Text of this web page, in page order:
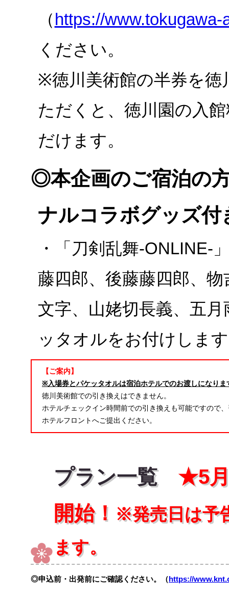
（https://
ください。
※徳川美術館の半券を徳
ただくと、徳川園の入
だけます。
◎本企画のご宿泊の
ナルコラボグッズ付
・「刀剣乱舞-
藤四郎、後藤藤四郎、
文字、山姥切長義、五
ッタオルをお付けしま
【ご案内】
※入場券とパケッタオルは宿泊ホテルでのお渡しになりま
徳川美術館での引き換えはできません。
ホテルチェックイン時間前での引き換えも可能ですので
ホテルフロントへご提出ください。
プラン一覧 ★5月
開始！ ※発売日は予
ます。
◎申込前・出発前にご確認ください。（ https://